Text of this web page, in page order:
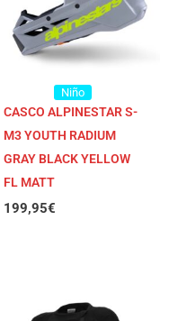
Niño
CASCO ALPINESTAR S-
M3 YOUTH RADIUM
GRAY BLACK YELLOW
FL MATT
199,95€